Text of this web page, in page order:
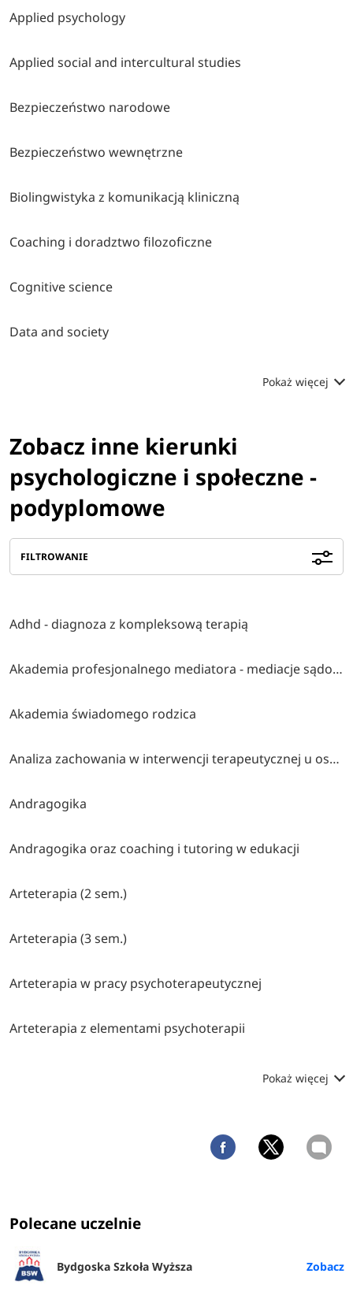
Applied psychology
Applied social and intercultural studies
Bezpieczeństwo narodowe
Bezpieczeństwo wewnętrzne
Biolingwistyka z komunikacją kliniczną
Coaching i doradztwo filozoficzne
Cognitive science
Data and society
Pokaż więcej
Zobacz inne kierunki
psychologiczne i społeczne -
podyplomowe
FILTROWANIE
Adhd - diagnoza z kompleksową terapią
Akademia profesjonalnego mediatora - mediacje sądowe i pozasądowe
Akademia świadomego rodzica
Analiza zachowania w interwencji terapeutycznej u osób z autyzmem i trudnościami rozwojowymi lub behawioralnymi
Andragogika
Andragogika oraz coaching i tutoring w edukacji
Arteterapia (2 sem.)
Arteterapia (3 sem.)
Arteterapia w pracy psychoterapeutycznej
Arteterapia z elementami psychoterapii
Pokaż więcej
Polecane uczelnie
Bydgoska Szkoła Wyższa